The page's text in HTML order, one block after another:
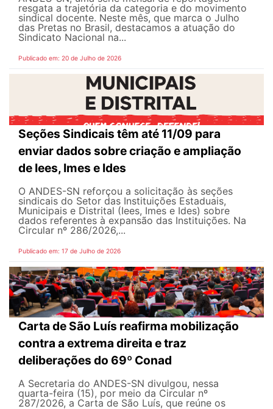
resgata a trajetória da categoria e do movimento
sindical docente. Neste mês, que marca o Julho
das Pretas no Brasil, destacamos a atuação do
Sindicato Nacional na...
Publicado em: 20 de Julho de 2026
Seções Sindicais têm até 11/09 para
enviar dados sobre criação e ampliação
de Iees, Imes e Ides
O ANDES-SN reforçou a solicitação às seções
sindicais do Setor das Instituições Estaduais,
Municipais e Distrital (Iees, Imes e Ides) sobre
dados referentes à expansão das Instituições. Na
Circular nº 286/2026,...
Publicado em: 17 de Julho de 2026
Carta de São Luís reafirma mobilização
contra a extrema direita e traz
deliberações do 69º Conad
A Secretaria do ANDES-SN divulgou, nessa
quarta-feira (15), por meio da Circular nº
287/2026, a Carta de São Luís, que reúne os